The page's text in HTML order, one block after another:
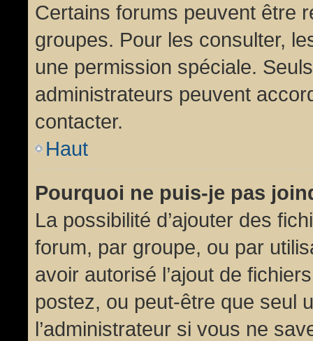
Certains forums peuvent être
groupes. Pour les consulter,
une permission spéciale.
administrateurs peuvent
contacter.
Haut
Pourquoi ne puis-je pas
La possibilité d’ajouter des
forum, par groupe, ou par
avoir autorisé l’ajout de
postez, ou peut-être que seul
l’administrateur si vous ne